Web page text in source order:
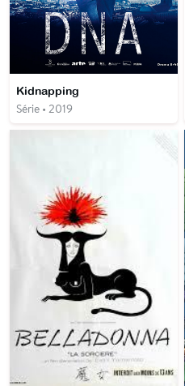
Kidnapping
Série • 2019